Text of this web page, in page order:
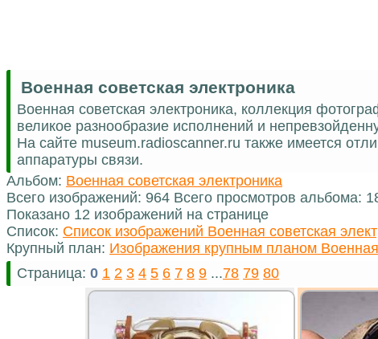
Военная советская электроника
Военная советская электроника, коллекция
великое разнообразие исполнений и
На сайте museum.radioscanner.ru также имеется
аппаратуры связи.
Альбом: Военная советская электроника
Всего изображений: 964 Всего просмотров альбома:
Показано 12 изображений на странице
Список: Список изображений Военная советская
Крупный план: Изображения крупным планом Военная
Страница: 0 1 2 3 4 5 6 7 8 9 ...78 79 80